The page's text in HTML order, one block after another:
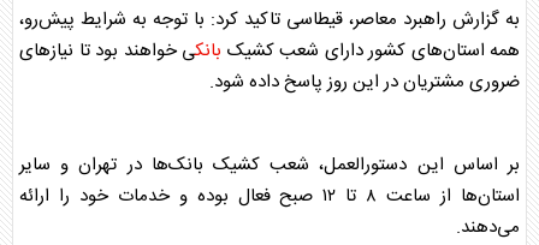
به گزارش راهبرد معاصر، قیطاسی تاکید کرد: با توجه به شرایط پیش‌رو،
همه استان‌های کشور دارای شعب کشیک بانکی خواهند بود تا نیاز‌های
ضروری مشتریان در این روز پاسخ داده شود.
بر اساس این دستورالعمل، شعب کشیک بانک‌ها در تهران و سایر
استان‌ها از ساعت ۸ تا ۱۲ صبح فعال بوده و خدمات خود را ارائه
می‌دهند.